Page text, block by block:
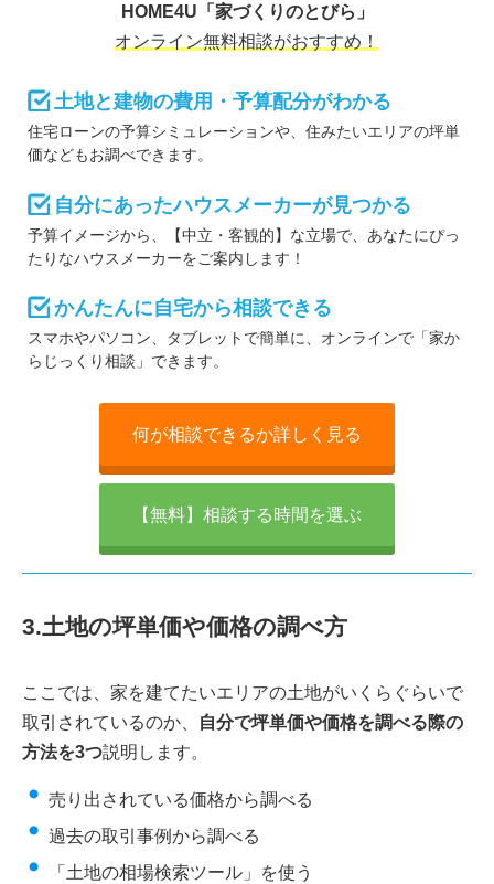
HOME4U「家づくりのとびら」
オンライン無料相談がおすすめ！
土地と建物の費用・予算配分がわかる
住宅ローンの予算シミュレーションや、住みたいエリアの坪単
価などもお調べできます。
自分にあったハウスメーカーが見つかる
予算イメージから、【中立・客観的】な立場で、あなたにぴっ
たりなハウスメーカーをご案内します！
かんたんに自宅から相談できる
スマホやパソコン、タブレットで簡単に、オンラインで「家か
らじっくり相談」できます。
何が相談できるか詳しく見る
【無料】相談する時間を選ぶ
3.土地の坪単価や価格の調べ方
ここでは、家を建てたいエリアの土地がいくらぐらいで
取引されているのか、
自分で坪単価や価格を調べる際の
方法を3つ説明します。
売り出されている価格から調べる
過去の取引事例から調べる
「土地の相場検索ツール」を使う